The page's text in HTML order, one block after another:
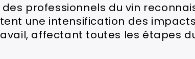
professionnels du vin
une intensification des
affectant toutes les étapes